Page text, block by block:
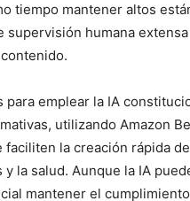
tiempo mantener altos
humana
emplear la IA
utilizando Amazon
la creación rápida
la salud. Aunque la IA
mantener el